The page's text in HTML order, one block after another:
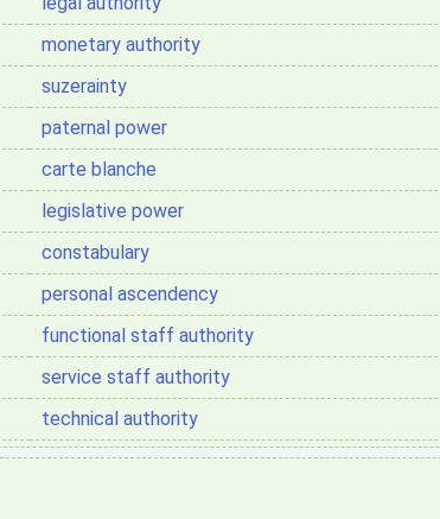
monetary authority
suzerainty
paternal power
carte blanche
legislative power
constabulary
personal ascendency
functional staff authority
service staff authority
technical authority